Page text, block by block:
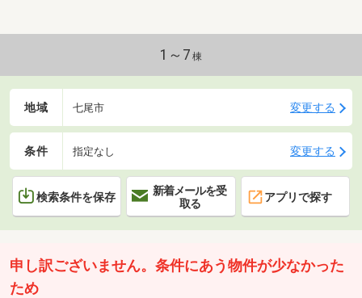
1～7 棟
地域 七尾市 変更する
条件 指定なし 変更する
検索条件を保存
新着メールを受
取る
アプリで探す
申し訳ございません。条件にあう物件が少なかった
ため